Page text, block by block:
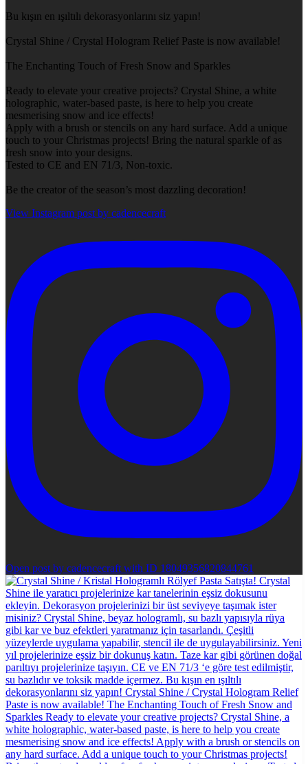
Bu kışın en ışıltılı dekorasyonlarını siz yapın!
Crystal Shine / Crystal Hologram Relief Paste is now available!
The Enchanting Touch of Fresh Snow and Sparkles
Ready to elevate your creative projects? Crystal Shine, a white
holographic, water-based paste, is here to help you create
mesmerising snow and ice effects!
Apply with a brush or stencils on any hard surface. Add a unique
touch to your Christmas projects! Bring the natural sparkle of as
fresh snow into your designs.
Tested to CE and EN 71/3, Non-toxic.
Be the creator of the season’s most dazzling decoration!
View Instagram post by cadencecraft
Open post by cadencecraft with ID 18049356820844761